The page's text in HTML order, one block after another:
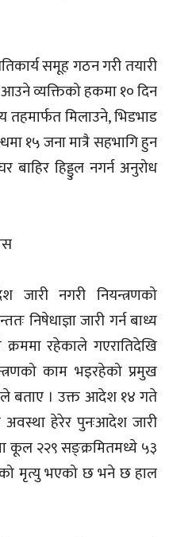
समूह गठन गरी तयारी
व्यक्तिको हकमा १० दिन
तहमार्फत मिलाउने, भिडभाड
१५ जना मात्रै सहभागि हुन
हिड्डुल नगर्न अनुरोध
नगरी नियन्त्रणको
निषेधाज्ञा जारी गर्न बाध्य
रहेकाले गएरातिदेखि
काम भइरहेको प्रमुख
बताए । उक्त आदेश १४ गते
हेरेर पुनःआदेश जारी
कूल २२९ सङ्क्रमितमध्ये ५३
मृत्यु भएको छ भने छ हाल